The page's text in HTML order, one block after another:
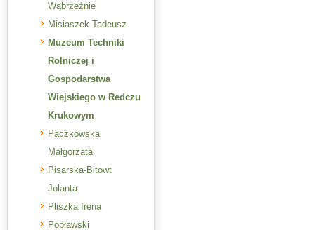
Wąbrzeźnie
Misiaszek Tadeusz
Muzeum Techniki
Rolniczej i
Gospodarstwa
Wiejskiego w Redczu
Krukowym
Paczkowska
Małgorzata
Pisarska-Bitowt
Jolanta
Pliszka Irena
Popławski